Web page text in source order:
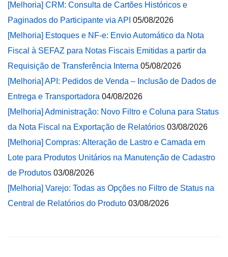
[Melhoria] CRM: Consulta de Cartões Históricos e
Paginados do Participante via API 05/08/2026
[Melhoria] Estoques e NF-e: Envio Automático da Nota
Fiscal à SEFAZ para Notas Fiscais Emitidas a partir da
Requisição de Transferência Interna 05/08/2026
[Melhoria] API: Pedidos de Venda – Inclusão de Dados de
Entrega e Transportadora 04/08/2026
[Melhoria] Administração: Novo Filtro e Coluna para Status
da Nota Fiscal na Exportação de Relatórios 03/08/2026
[Melhoria] Compras: Alteração de Lastro e Camada em
Lote para Produtos Unitários na Manutenção de Cadastro
de Produtos 03/08/2026
[Melhoria] Varejo: Todas as Opções no Filtro de Status na
Central de Relatórios do Produto 03/08/2026